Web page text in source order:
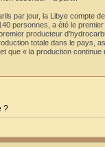
par jour, la Libye compte
personnes, a été le
producteur
totale dans le pays,
que « la production
?